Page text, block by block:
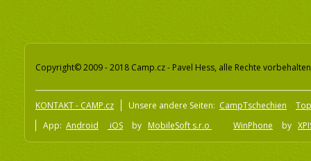
Copyright© 2009 - 2018 Camp.cz - Pavel Hess, alle Rechte vorbehalten
KONTAKT - CAMP.cz Unsere andere Seiten: CampTschechien
App: Android iOS by MobileSoft s.r.o WinPhone by